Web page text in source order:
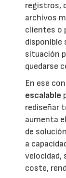
registros,
archivos
clientes o
disponible
situación
quedarse
En ese
escalable
rediseñar
aumenta
de
a
velocidad,
coste,